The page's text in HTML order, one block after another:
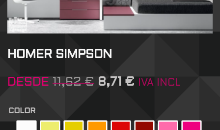
HOMER SIMPSON
DESDE 11,62€ 8,71 € IVA INCL
COLOR